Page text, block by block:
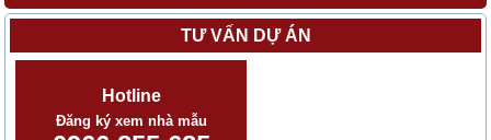
TƯ VẤN DỰ ÁN
Hotline
Đăng ký xem nhà mẫu